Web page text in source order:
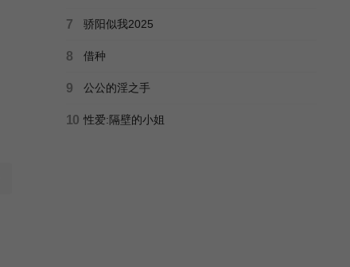
7 骄阳似我2025
8 借种
9 公公的淫之手
10 性爱:隔壁的小姐